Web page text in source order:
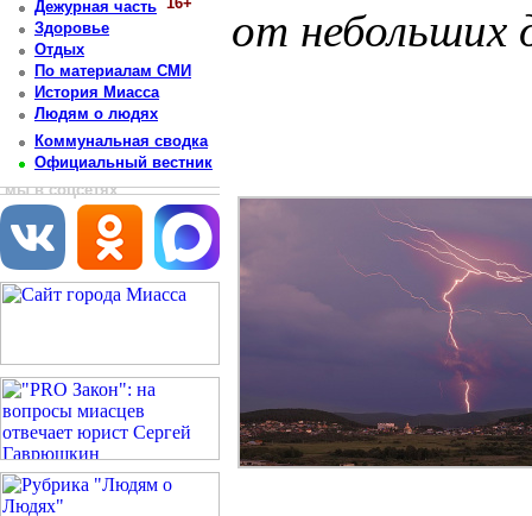
Дежурная часть
Здоровье
Отдых
По материалам СМИ
История Миасса
Людям о людях
Коммунальная сводка
Официальный вестник
мы в соцсетях
от небольших